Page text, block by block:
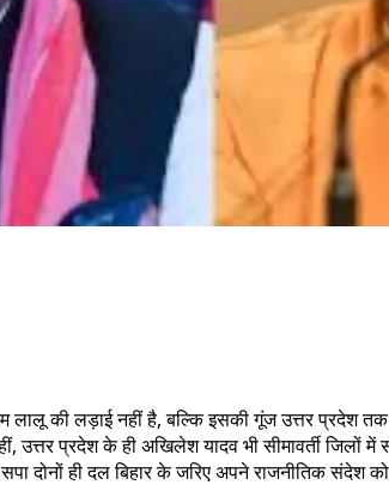
लालू की लड़ाई नहीं है, बल्कि इसकी गूंज उत्तर प्रदेश
उत्तर प्रदेश के ही अखिलेश यादव भी सीमावर्ती
दोनों ही दल बिहार के जरिए अपने राजनीतिक संदेश